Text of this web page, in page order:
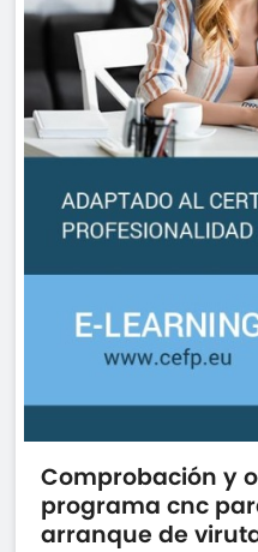
Comprobación y
programa cnc
arranque de